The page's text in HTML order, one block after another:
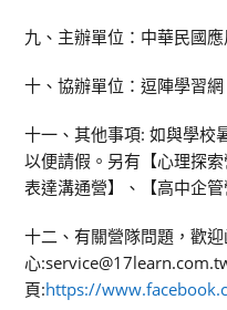
九、主辦單位：中華民國
十、協辦單位：逗陣學習
十一、其他事項: 如與學校
以便請假。另有【心理探
表達溝通營】、【高中企
十二、有關營隊問題，歡
心
頁:https://